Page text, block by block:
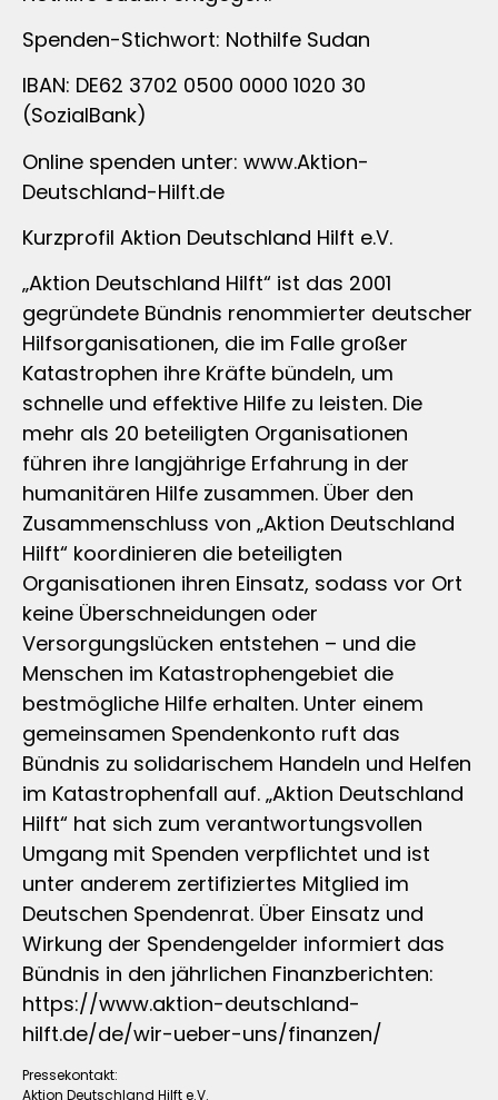
Spenden-Stichwort: Nothilfe Sudan
IBAN: DE62 3702 0500 0000 1020 30
(SozialBank)
Online spenden unter: www.Aktion-
Deutschland-Hilft.de
Kurzprofil Aktion Deutschland Hilft e.V.
„Aktion Deutschland Hilft“ ist das 2001
gegründete Bündnis renommierter deutscher
Hilfsorganisationen, die im Falle großer
Katastrophen ihre Kräfte bündeln, um
schnelle und effektive Hilfe zu leisten. Die
mehr als 20 beteiligten Organisationen
führen ihre langjährige Erfahrung in der
humanitären Hilfe zusammen. Über den
Zusammenschluss von „Aktion Deutschland
Hilft“ koordinieren die beteiligten
Organisationen ihren Einsatz, sodass vor Ort
keine Überschneidungen oder
Versorgungslücken entstehen – und die
Menschen im Katastrophengebiet die
bestmögliche Hilfe erhalten. Unter einem
gemeinsamen Spendenkonto ruft das
Bündnis zu solidarischem Handeln und Helfen
im Katastrophenfall auf. „Aktion Deutschland
Hilft“ hat sich zum verantwortungsvollen
Umgang mit Spenden verpflichtet und ist
unter anderem zertifiziertes Mitglied im
Deutschen Spendenrat. Über Einsatz und
Wirkung der Spendengelder informiert das
Bündnis in den jährlichen Finanzberichten:
https://www.aktion-deutschland-
hilft.de/de/wir-ueber-uns/finanzen/
Pressekontakt:
Aktion Deutschland Hilft e.V.